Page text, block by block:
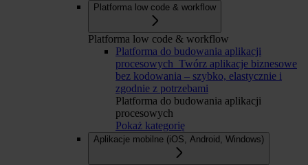
Platforma low code & workflow
Platforma low code & workflow
Platforma do budowania aplikacji
procesowych Twórz aplikacje biznesowe
bez kodowania – szybko, elastycznie i
zgodnie z potrzebami
Platforma do budowania aplikacji
procesowych
Pokaż kategorię
Aplikacje mobilne (iOS, Android, Windows)